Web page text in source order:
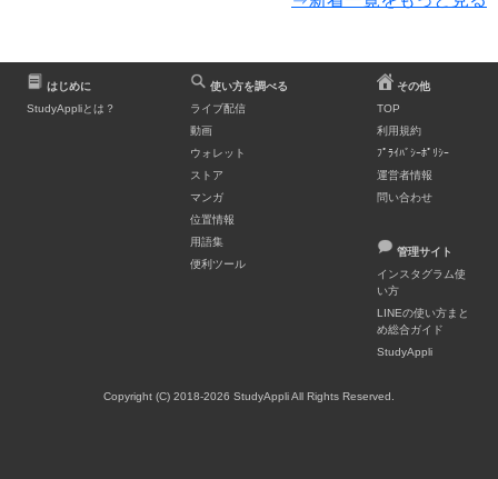
はじめに
StudyAppliとは？
使い方を調べる
ライブ配信
動画
ウォレット
ストア
マンガ
位置情報
用語集
便利ツール
その他
TOP
利用規約
ﾌﾟﾗｲﾊﾞｼｰﾎﾟﾘｼｰ
運営者情報
問い合わせ
管理サイト
インスタグラム使
い方
LINEの使い方まと
め総合ガイド
StudyAppli
Copyright (C) 2018-2026 StudyAppli All Rights Reserved.